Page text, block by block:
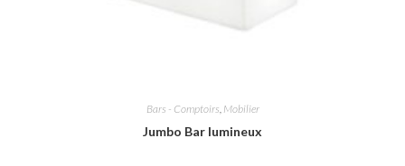
Bars - Comptoirs Mobilier
Jumbo Bar lumineux